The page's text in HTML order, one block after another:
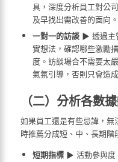
具，深度分析員工對公
及早找出需改善的面向。
一對一的訪談 ▶ 透過主
實想法，確認哪些激勵
度。訪談場合不需要太
氣氛引導，否則只會造
（二）分析各數
如果員工還是有些忌諱，
時推薦分成短、中、長期階
短期指標 ▶ 活動參與度